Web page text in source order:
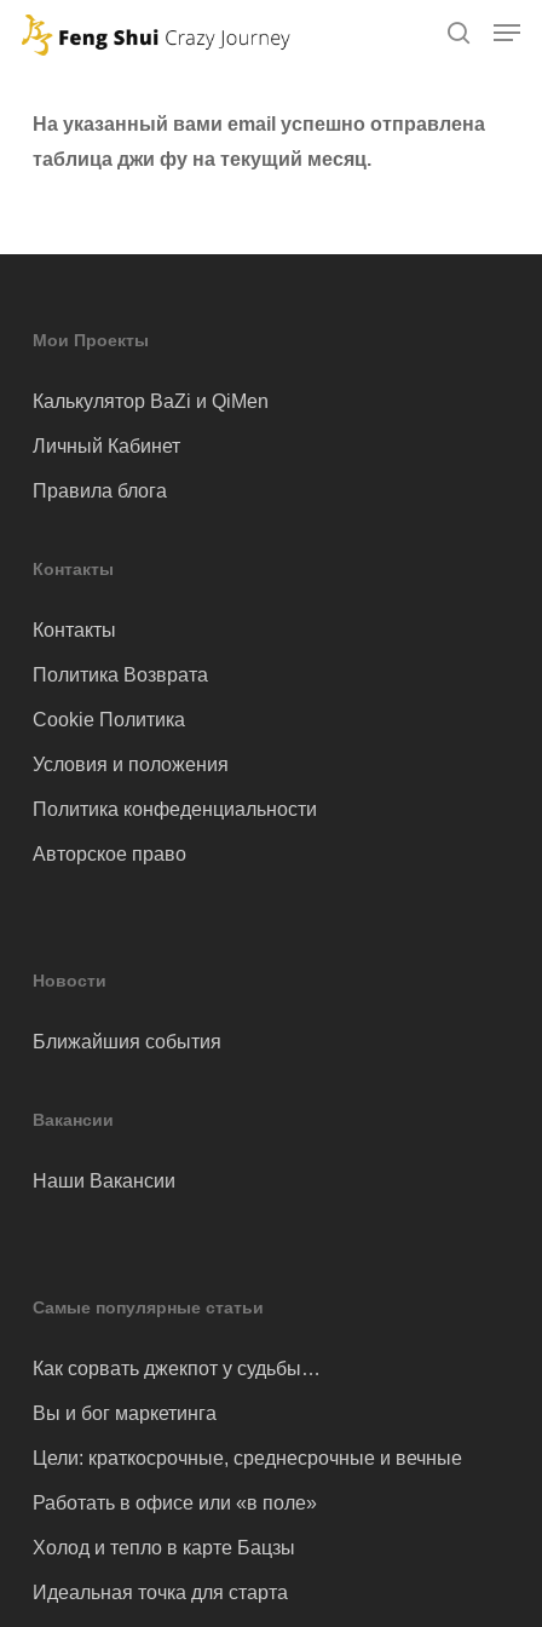
Skip
contentНа указанный вами email успешно отправлена
таблица джи фу на текущий месяц.
Мои Проекты
Калькулятор BaZi и QiMen
Личный Кабинет
Правила блога
Контакты
Контакты
Политика Возврата
Cookie Политика
Условия и положения
Политика конфеденциальности
Авторское право
Новости
Ближайшия события
Вакансии
Наши Вакансии
Самые популярные статьи
Как сорвать джекпот у судьбы…
Вы и бог маркетинга
Цели: краткосрочные, среднесрочные и вечные
Работать в офисе или «в поле»
Холод и тепло в карте Бацзы
Идеальная точка для старта